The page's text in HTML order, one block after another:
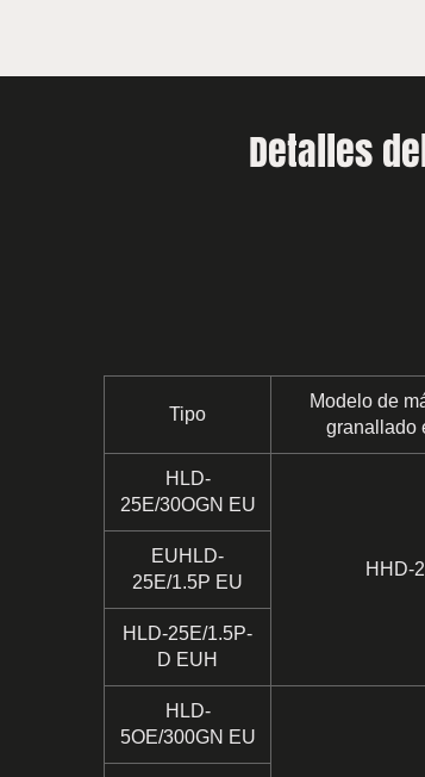
Detalles
Tipo
Modelo de
granallado
HLD-
25E/30OGN EU
HHD-
EUHLD-
25E/1.5P EU
HLD-25E/1.5P-
D EUH
HLD-
5OE/300GN EU